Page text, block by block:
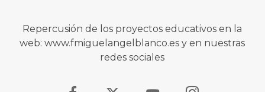
Repercusión de los proyectos educativos en la
web: www.fmiguelangelblanco.es y en nuestras
redes sociales